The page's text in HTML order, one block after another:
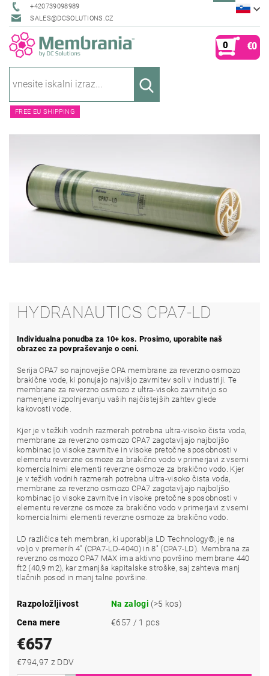
+420739098989
SALES@DCSOLUTIONS.CZ
0 €0
FREE EU SHIPPING
HYDRANAUTICS CPA7-LD
Individualna ponudba za 10+ kos. Prosimo, uporabite naš
obrazec za povpraševanje o ceni.
Serija CPA7 so najnovejše CPA membrane za reverzno osmozo
brakične vode, ki ponujajo najvišjo zavrnitev soli v industriji. Te
membrane za reverzno osmozo z ultra-visoko zavrnitvijo so
namenjene izpolnjevanju vaših najčistejših zahtev glede
kakovosti vode.
Kjer je v težkih vodnih razmerah potrebna ultra-visoko čista voda,
membrane za reverzno osmozo CPA7 zagotavljajo najboljšo
kombinacijo visoke zavrnitve in visoke pretočne sposobnosti v
elementu reverzne osmoze za brakično vodo v primerjavi z vsemi
komercialnimi elementi reverzne osmoze za brakično vodo. Kjer
je v težkih vodnih razmerah potrebna ultra-visoko čista voda,
membrane za reverzno osmozo CPA7 zagotavljajo najboljšo
kombinacijo visoke zavrnitve in visoke pretočne sposobnosti v
elementu reverzne osmoze za brakično vodo v primerjavi z vsemi
komercialnimi elementi reverzne osmoze za brakično vodo.
LD različica teh membran, ki uporablja LD Technology®, je na
voljo v premerih 4" (CPA7-LD-4040) in 8" (CPA7-LD). Membrana za
reverzno osmozo CPA7 MAX ima aktivno površino membrane 440
ft2 (40,9 m2), kar zmanjša kapitalske stroške, saj zahteva manj
tlačnih posod in manj talne površine.
Razpoložljivost Na zalogi (>5 kos)
Cena mere
€657 / 1 pcs
€657
€794,97 z DDV